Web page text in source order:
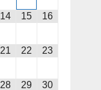
14 15 16
21 22 23
28 29 30